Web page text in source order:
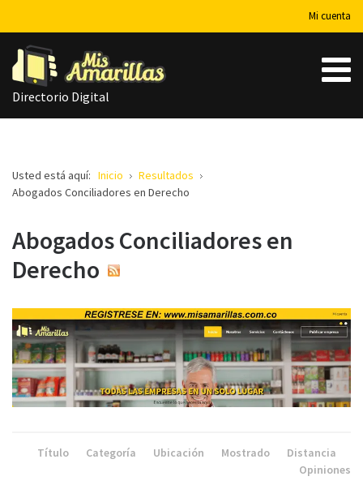
Mi cuenta
Directorio Digital
Usted está aquí: Inicio
Resultados
Abogados Conciliadores en Derecho
Abogados Conciliadores en
Derecho
Título Categoría Ubicación Mostrado
Distancia
Opiniones